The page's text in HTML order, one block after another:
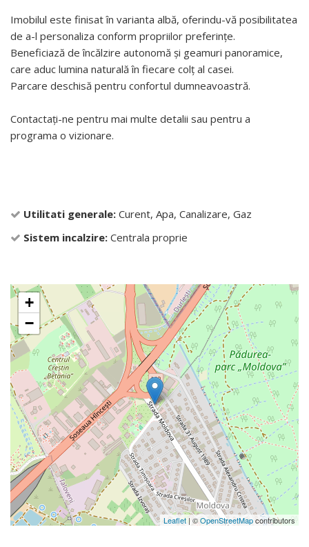
Imobilul este finisat în varianta albă, oferindu-vă posibilitatea
de a-l personaliza conform propriilor preferințe.
Beneficiază de încălzire autonomă și geamuri panoramice,
care aduc lumina naturală în fiecare colț al casei.
Parcare deschisă pentru confortul dumneavoastră.
Contactați-ne pentru mai multe detalii sau pentru a
programa o vizionare.
Utilitati generale: Curent, Apa, Canalizare, Gaz
Sistem incalzire: Centrala proprie
+
−
Leaflet| ©OpenStreetMapcontributors